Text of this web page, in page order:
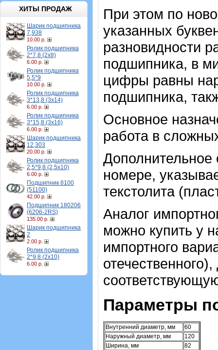
ХИТЫ ПРОДАЖ
Шарик подшипника
7,938
10.00 р.
Ролик подшипника
2*7,8 (2х8)
6.00 р.
Ролик подшипника
5,5*9
10.00 р.
Ролик подшипника
3*13,8 (3х14)
6.00 р.
Ролик подшипника
3*15,8 (3х16)
6.00 р.
Шарик подшипника
12,303
20.00 р.
Ролик подшипника
2,5*9,8 (2,5х10)
6.00 р.
Подшипник 8100
(51100)
42.00 р.
Подшипник 180206
(6206-2RS)
135.00 р.
Шарик подшипника
2
2.00 р.
Ролик подшипника
2*9,8 (2х10)
6.00 р.
При этом по
указанных
разновидности
подшипника, в
цифры равны
подшипника,
Основное
работа в
Дополнительное
номере,
текстолита
Аналог
можно купить у
импортного
Параметры
Внутренний диаметр, мм
60
Наружный диаметр, мм
120
Ширина, мм
82